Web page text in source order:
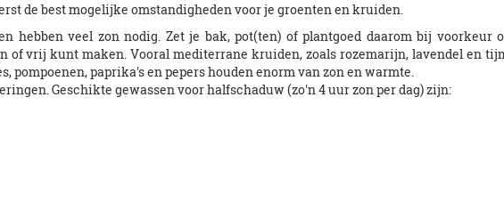
de best mogelijke omstandigheden voor je groenten en kruiden.
hebben veel zon nodig. Zet je bak, pot(ten) of plantgoed daarom bij voorkeur
of vrij kunt maken. Vooral mediterrane kruiden, zoals rozemarijn, lavendel en
pompoenen, paprika's en pepers houden enorm van zon en warmte.
Geschikte gewassen voor halfschaduw (zo'n 4 uur zon per dag) zijn: